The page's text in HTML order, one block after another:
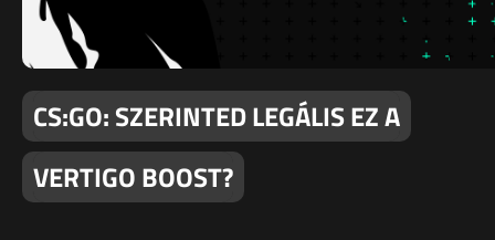
CS:GO: SZERINTED LEGÁLIS EZ A
VERTIGO BOOST?